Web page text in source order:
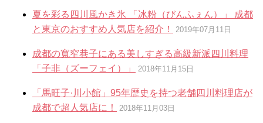
夏を彩る四川風かき氷 「冰粉（びんふぇん）」 成都
と東京のおすすめ人気店を紹介！
2019年07月11日
成都の寬窄巷子にある美しすぎる高級新派四川料理
「子非（ズーフェイ）」
2018年11月15日
「馬旺子·川小館」95年歴史を持つ老舗四川料理店が
成都で超人気店に！
2018年11月03日